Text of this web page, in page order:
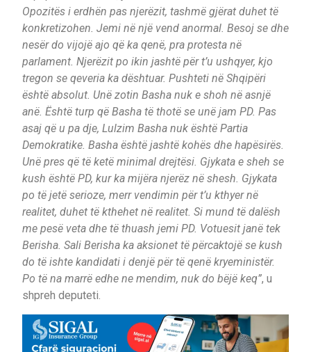
Opozitës i erdhën pas njerëzit, tashmë gjërat duhet të
konkretizohen. Jemi në një vend anormal. Besoj se dhe
nesër do vijojë ajo që ka qenë, pra protesta në
parlament. Njerëzit po ikin jashtë për t’u ushqyer, kjo
tregon se qeveria ka dështuar. Pushteti në Shqipëri
është absolut. Unë zotin Basha nuk e shoh në asnjë
anë. Është turp që Basha të thotë se unë jam PD. Pas
asaj që u pa dje, Lulzim Basha nuk është Partia
Demokratike. Basha është jashtë kohës dhe hapësirës.
Unë pres që të ketë minimal drejtësi. Gjykata e sheh se
kush është PD, kur ka mijëra njerëz në shesh. Gjykata
po të jetë serioze, merr vendimin për t’u kthyer në
realitet, duhet të kthehet në realitet. Si mund të dalësh
me pesë veta dhe të thuash jemi PD. Votuesit janë tek
Berisha. Sali Berisha ka aksionet të përcaktojë se kush
do të ishte kandidati i denjë për të qenë kryeministër.
Po të na marrë edhe ne mendim, nuk do bëjë keq”, u
shpreh deputeti.